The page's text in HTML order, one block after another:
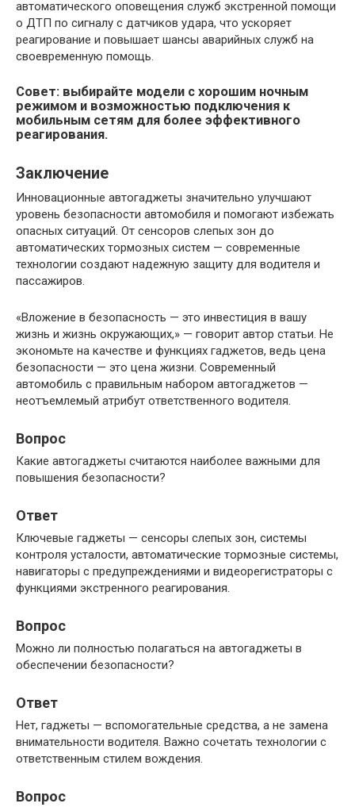
автоматического оповещения служб экстренной помощи
о ДТП по сигналу с датчиков удара, что ускоряет
реагирование и повышает шансы аварийных служб на
своевременную помощь.
Совет: выбирайте модели с хорошим ночным
режимом и возможностью подключения к
мобильным сетям для более эффективного
реагирования.
Заключение
Инновационные автогаджеты значительно улучшают
уровень безопасности автомобиля и помогают избежать
опасных ситуаций. От сенсоров слепых зон до
автоматических тормозных систем — современные
технологии создают надежную защиту для водителя и
пассажиров.
«Вложение в безопасность — это инвестиция в вашу
жизнь и жизнь окружающих,» — говорит автор статьи. Не
экономьте на качестве и функциях гаджетов, ведь цена
безопасности — это цена жизни. Современный
автомобиль с правильным набором автогаджетов —
неотъемлемый атрибут ответственного водителя.
Вопрос
Какие автогаджеты считаются наиболее важными для
повышения безопасности?
Ответ
Ключевые гаджеты — сенсоры слепых зон, системы
контроля усталости, автоматические тормозные системы,
навигаторы с предупреждениями и видеорегистраторы с
функциями экстренного реагирования.
Вопрос
Можно ли полностью полагаться на автогаджеты в
обеспечении безопасности?
Ответ
Нет, гаджеты — вспомогательные средства, а не замена
внимательности водителя. Важно сочетать технологии с
ответственным стилем вождения.
Вопрос